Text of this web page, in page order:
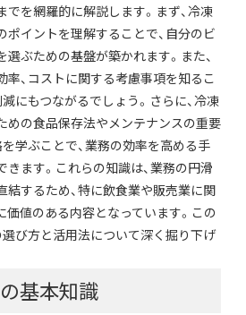
を網羅的に解説します。まず、冷凍
ポイントを理解することで、自分のビ
ぶための基盤が築かれます。また、
、コストに関する考慮事項を知るこ
にもつながるでしょう。さらに、冷凍
めの食品保存法やメンテナンスの重要
学ぶことで、業務の効率を高める手
ます。これらの知識は、業務の円滑
結するため、特に飲食業や販売業に関
価値のある内容となっています。この
び方と活用法について深く掘り下げ
基本知識